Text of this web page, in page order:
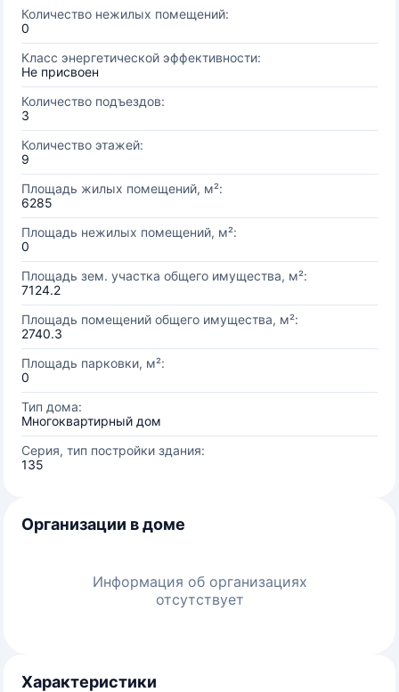
Количество нежилых помещений:
0
Класс энергетической эффективности:
Не присвоен
Количество подъездов:
3
Количество этажей:
9
Площадь жилых помещений, м²:
6285
Площадь нежилых помещений, м²:
0
Площадь зем. участка общего имущества, м²:
7124.2
Площадь помещений общего имущества, м²:
2740.3
Площадь парковки, м²:
0
Тип дома:
Многоквартирный дом
Серия, тип постройки здания:
135
Организации в доме
Информация об организациях
отсутствует
Характеристики